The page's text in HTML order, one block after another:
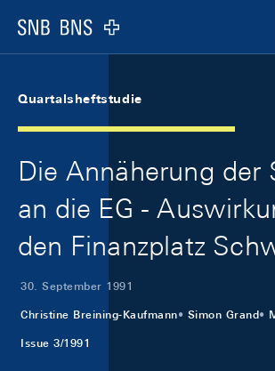
Logo
Quartalsheftstudie
Die Annäherung der
an die EG -
den Finanzplatz
30. September 1991
Christine Breining-Kaufmann Simon Grand
Issue 3/1991